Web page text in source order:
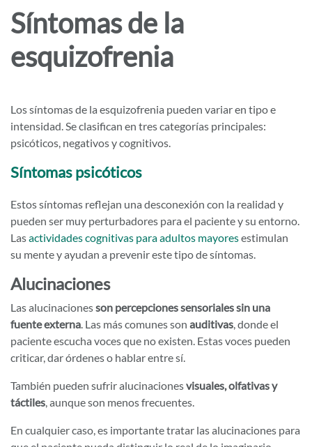
Síntomas de la
esquizofrenia
Los síntomas de la esquizofrenia pueden variar en tipo e
intensidad. Se clasifican en tres categorías principales:
psicóticos, negativos y cognitivos.
Síntomas psicóticos
Estos síntomas reflejan una desconexión con la realidad y
pueden ser muy perturbadores para el paciente y su entorno.
Lasactividades cognitivas para adultos mayoresestimulan
su mente y ayudan a prevenir este tipo de síntomas.
Alucinaciones
Las alucinacionesson percepciones sensoriales sin una
fuente externa . Las más comunes son auditivas , donde el
paciente escucha voces que no existen. Estas voces pueden
criticar, dar órdenes o hablar entre sí.
También pueden sufrir alucinacionesvisuales, olfativas y
táctiles , aunque son menos frecuentes.
En cualquier caso, es importante tratar las alucinaciones para